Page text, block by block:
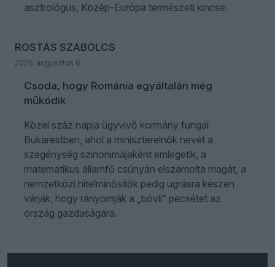
asztrológus, Közép-Európa természeti kincse.
ROSTÁS SZABOLCS
2026. augusztus 6.
Csoda, hogy Románia egyáltalán még
működik
Közel száz napja ügyvivő kormány fungál
Bukarestben, ahol a miniszterelnök nevét a
szegénység szinonimájaként emlegetik, a
matematikus államfő csúnyán elszámolta magát, a
nemzetközi hitelminősítők pedig ugrásra készen
várják, hogy rányomják a „bóvli” pecsétet az
ország gazdaságára.